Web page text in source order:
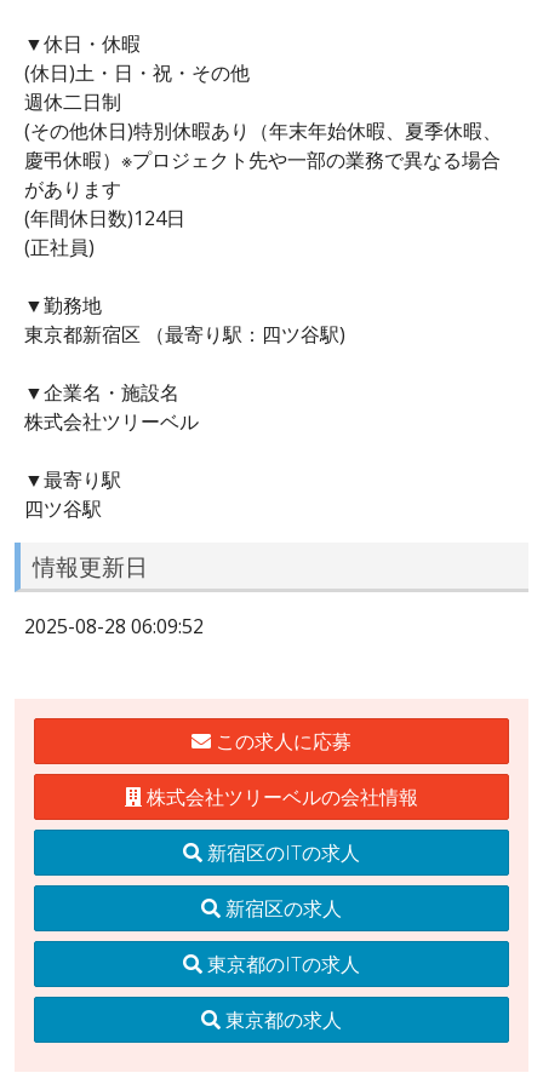
▼休日・休暇
(休日)土・日・祝・その他
週休二日制
(その他休日)特別休暇あり（年末年始休暇、夏季休暇、
慶弔休暇）※プロジェクト先や一部の業務で異なる場合
があります
(年間休日数)124日
(正社員)
▼勤務地
東京都新宿区 （最寄り駅：四ツ谷駅)
▼企業名・施設名
株式会社ツリーベル
▼最寄り駅
四ツ谷駅
情報更新日
2025-08-28 06:09:52
この求人に応募
株式会社ツリーベルの会社情報
新宿区のITの求人
新宿区の求人
東京都のITの求人
東京都の求人